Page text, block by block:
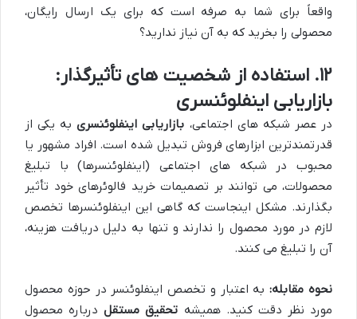
واقعاً برای شما به صرفه است که برای یک ارسال رایگان،
محصولی را بخرید که به آن نیاز ندارید؟
۱۲. استفاده از شخصیت های تأثیرگذار:
بازاریابی اینفلوئنسری
در عصر شبکه های اجتماعی، بازاریابی اینفلوئنسریبه یکی از
قدرتمندترین ابزارهای فروش تبدیل شده است. افراد مشهور یا
محبوب در شبکه های اجتماعی (اینفلوئنسرها) با تبلیغ
محصولات، می توانند بر تصمیمات خرید فالوئرهای خود تأثیر
بگذارند. مشکل اینجاست که گاهی این اینفلوئنسرها تخصص
لازم در مورد محصول را ندارند و تنها به دلیل دریافت هزینه،
آن را تبلیغ می کنند.
نحوه مقابله:به اعتبار و تخصص اینفلوئنسر در حوزه محصول
مورد نظر دقت کنید. همیشه تحقیق مستقلدرباره محصول